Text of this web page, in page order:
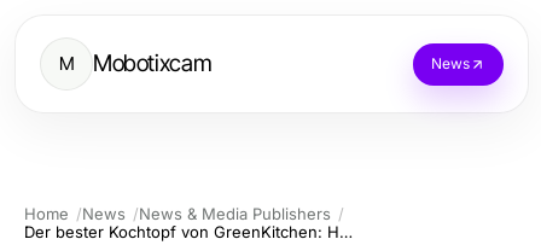
M Mobotixcam News
Home News
News & Media Publishers
Der bester Kochtopf von GreenKitchen: Hochwertige Technologie für den Koch